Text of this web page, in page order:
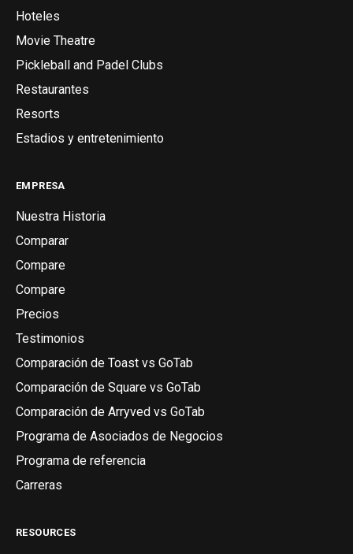
Hoteles
Movie Theatre
Pickleball and Padel Clubs
Restaurantes
Resorts
Estadios y entretenimiento
EMPRESA
Nuestra Historia
Comparar
Compare
Compare
Precios
Testimonios
Comparación de Toast vs GoTab
Comparación de Square vs GoTab
Comparación de Arryved vs GoTab
Programa de Asociados de Negocios
Programa de referencia
Carreras
RESOURCES